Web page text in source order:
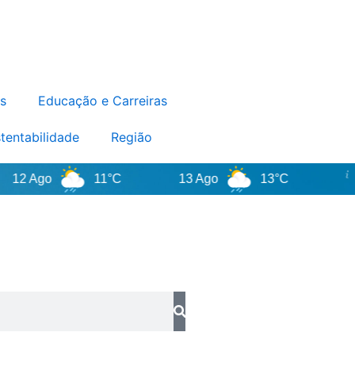
Educação e Carreiras
Região
Ago 11°C 13 Ago 13°C